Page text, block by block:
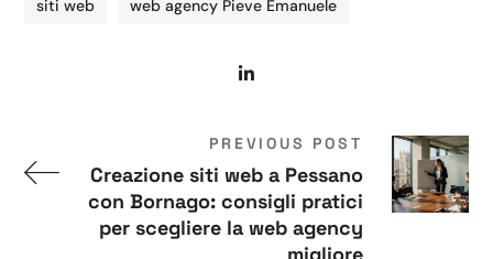
siti web web agency Pieve Emanuele
PREVIOUS POST
Creazione siti web a Pessano
con Bornago: consigli pratici
per scegliere la web agency